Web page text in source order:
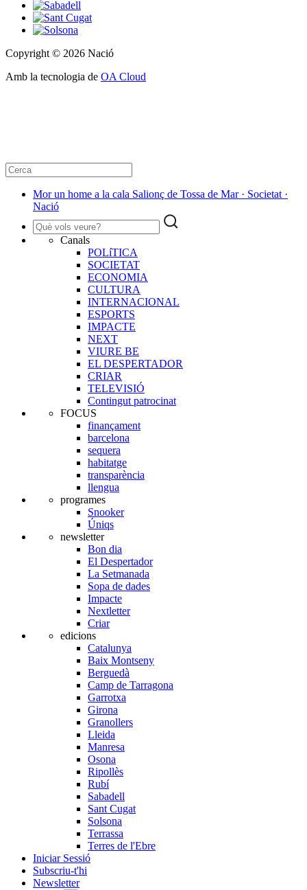
Copyright © 2026 Nació
Amb la tecnologia de OA Cloud
Mor un home a la cala Salionç de Tossa de Mar · Societat ·
Nació
Canals
POLíTICA
SOCIETAT
ECONOMIA
CULTURA
INTERNACIONAL
ESPORTS
IMPACTE
NEXT
VIURE BE
EL DESPERTADOR
CRIAR
TELEVISIÓ
Contingut patrocinat
FOCUS
finançament
barcelona
sequera
habitatge
transparència
llengua
programes
Snooker
Úniqs
newsletter
Bon dia
El Despertador
La Setmanada
Sopa de dades
Impacte
Nextletter
Criar
edicions
Catalunya
Baix Montseny
Berguedà
Camp de Tarragona
Garrotxa
Girona
Granollers
Lleida
Manresa
Osona
Ripollès
Rubí
Sabadell
Sant Cugat
Solsona
Terrassa
Terres de l'Ebre
Iniciar Sessió
Subscriu-t'hi
Newsletter